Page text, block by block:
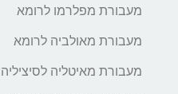
מעבורת מפלרמו לרומא
מעבורת מאולביה לרומא
מעבורת מאיטליה לסיציליה